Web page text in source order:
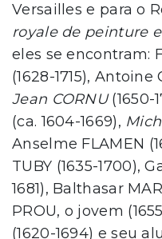
Versailles e para o
royale de peinture
eles se encontram:
(1628-1715), Antoine
Jean CORNU(1650-
(ca. 1604-1669),
Anselme FLAMEN
TUBY (1635-1700),
1681), Balthasar
PROU, o jovem
(1620-1694) e seu